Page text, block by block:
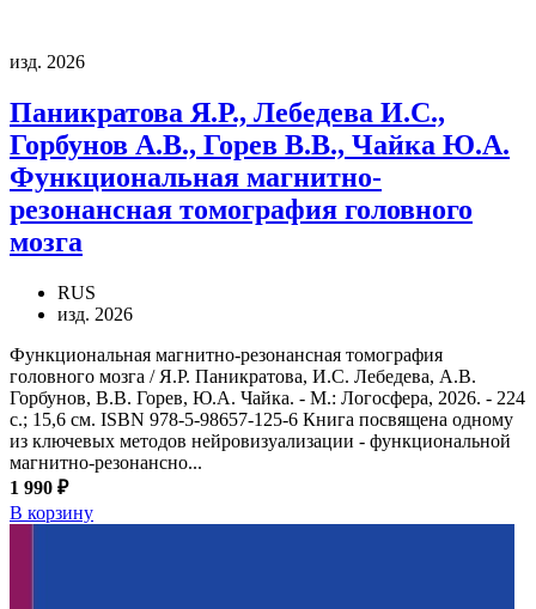
изд. 2026
Паникратова Я.Р., Лебедева И.С.,
Горбунов А.В., Горев В.В., Чайка Ю.А.
Функциональная магнитно-
резонансная томография головного
мозга
RUS
изд. 2026
Функциональная магнитно-резонансная томография
головного мозга / Я.Р. Паникратова, И.С. Лебедева, А.В.
Горбунов, В.В. Горев, Ю.А. Чайка. - М.: Логосфера, 2026. - 224
с.; 15,6 см. ISBN 978-5-98657-125-6 Книга посвящена одному
из ключевых методов нейровизуализации - функциональной
магнитно-резонансно...
1 990 ₽
В корзину